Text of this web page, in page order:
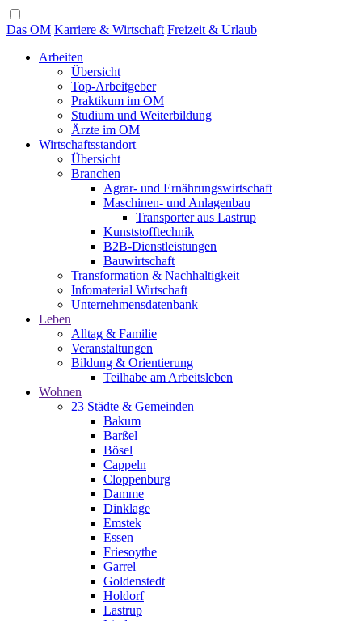
Das OM Karriere & Wirtschaft Freizeit & Urlaub
Arbeiten
Übersicht
Top-Arbeitgeber
Praktikum im OM
Studium und Weiterbildung
Ärzte im OM
Wirtschaftsstandort
Übersicht
Branchen
Agrar- und Ernährungswirtschaft
Maschinen- und Anlagenbau
Transporter aus Lastrup
Kunststofftechnik
B2B-Dienstleistungen
Bauwirtschaft
Transformation & Nachhaltigkeit
Infomaterial Wirtschaft
Unternehmensdatenbank
Leben
Alltag & Familie
Veranstaltungen
Bildung & Orientierung
Teilhabe am Arbeitsleben
Wohnen
23 Städte & Gemeinden
Bakum
Barßel
Bösel
Cappeln
Cloppenburg
Damme
Dinklage
Emstek
Essen
Friesoythe
Garrel
Goldenstedt
Holdorf
Lastrup